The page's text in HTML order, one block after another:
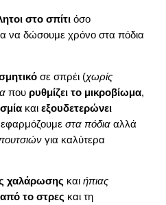
στο σπίτι όσο
να δώσουμε χρόνο στα πόδια
σε σπρέι (χωρίς
πουρυθμίζει το μικροβίωμα,
καιεξουδετερώνει
εφαρμόζουμεστα πόδια αλλά
για καλύτερα
χαλάρωσης καιήπιας
το στρες και τη